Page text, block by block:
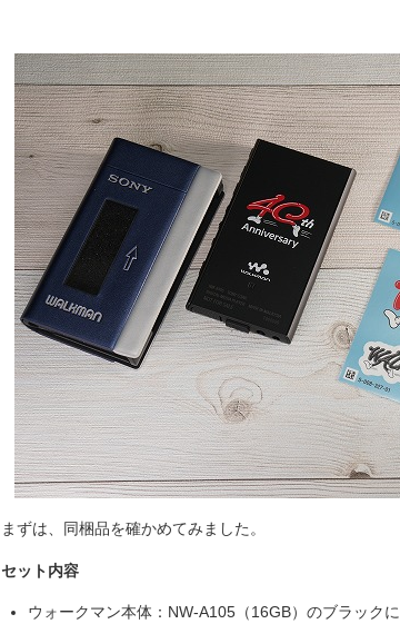
まずは、同梱品を確かめてみました。
セット内容
ウォークマン本体：NW-A105（16GB）のブラック